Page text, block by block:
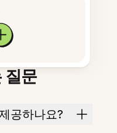
질문
공하나요?